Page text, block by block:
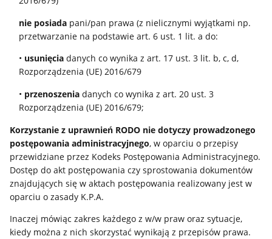
nie posiada pani/pan prawa (z nielicznymi wyjątkami np.
przetwarzanie na podstawie art. 6 ust. 1 lit. a do:
• usunięcia danych co wynika z art. 17 ust. 3 lit. b, c, d,
Rozporządzenia (UE) 2016/679
• przenoszenia danych co wynika z art. 20 ust. 3
Rozporządzenia (UE) 2016/679;
Korzystanie z uprawnień RODO nie dotyczy prowadzonego
postępowania administracyjnego, w oparciu o przepisy
przewidziane przez Kodeks Postępowania Administracyjnego.
Dostęp do akt postępowania czy sprostowania dokumentów
znajdujących się w aktach postępowania realizowany jest w
oparciu o zasady K.P.A.
Inaczej mówiąc zakres każdego z w/w praw oraz sytuacje,
kiedy można z nich skorzystać wynikają z przepisów prawa.